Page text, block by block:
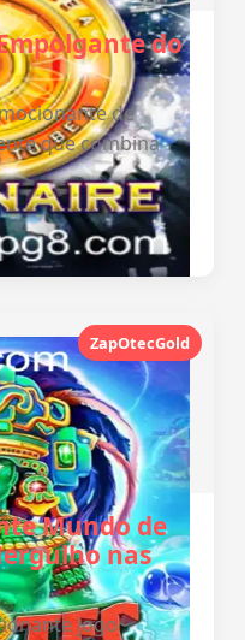
do
de
que combina
ZapOtecGold
Mundo de
nas
jogo